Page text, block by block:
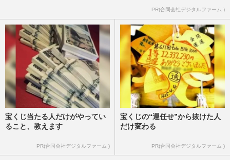
PR(合同会社デジタルファーム )
宝くじ当たる人だけがやってい
ること、教えます
PR(合同会社デジタルファーム )
宝くじの“運任せ”から抜けた人
だけ変わる
PR(合同会社デジタルファーム )